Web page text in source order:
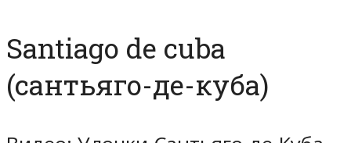
Santiago de cuba
(сантьяго-де-куба)